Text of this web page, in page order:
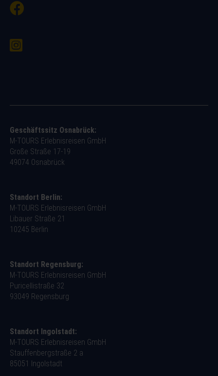
Geschäftssitz Osnabrück:
M-TOURS Erlebnisreisen GmbH
Große Straße 17-19
49074 Osnabrück
Standort Berlin:
M-TOURS Erlebnisreisen GmbH
Libauer Straße 21
10245 Berlin
Standort Regensburg:
M-TOURS Erlebnisreisen GmbH
Puricellistraße 32
93049 Regensburg
Standort Ingolstadt:
M-TOURS Erlebnisreisen GmbH
Stauffenbergstraße 2 a
85051 Ingolstadt